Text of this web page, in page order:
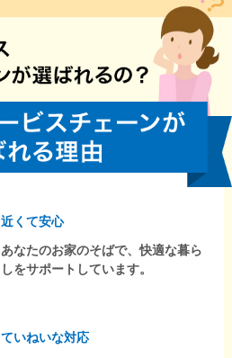
近くて安心
あなたのお家のそばで、快適な暮ら
しをサポートしています。
ていねいな対応